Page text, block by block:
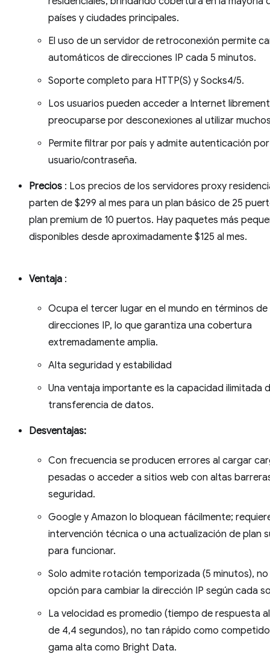
países y ciudades principales.
El uso de un servidor de retroconexión permite
automáticos de direcciones IP cada 5 minutos.
Soporte completo para HTTP(S) y Socks4/5.
Los usuarios pueden acceder a Internet
preocuparse por desconexiones al utilizar
Permite filtrar por país y admite autenticación por
usuario/contraseña.
Precios : Los precios de los servidores proxy
parten de $299 al mes para un plan básico de 25
plan premium de 10 puertos. Hay paquetes más
disponibles desde aproximadamente $125 al mes.
Ventaja :
Ocupa el tercer lugar en el mundo en términos de
direcciones IP, lo que garantiza una cobertura
extremadamente amplia.
Alta seguridad y estabilidad
Una ventaja importante es la capacidad ilimitada
transferencia de datos.
Desventajas:
Con frecuencia se producen errores al cargar
pesadas o acceder a sitios web con altas
seguridad.
Google y Amazon lo bloquean fácilmente;
intervención técnica o una actualización de plan
para funcionar.
Solo admite rotación temporizada (5 minutos), no
opción para cambiar la dirección IP según cada
La velocidad es promedio (tiempo de respuesta
de 4,4 segundos), no tan rápido como
gama alta como Bright Data.